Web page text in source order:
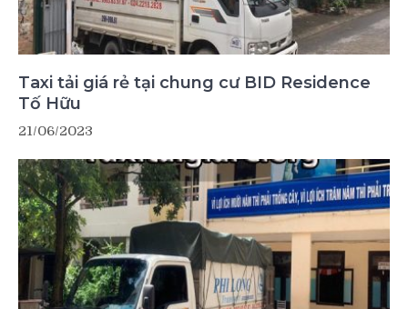
Taxi tải giá rẻ tại chung cư BID Residence
Tố Hữu
21/06/2023